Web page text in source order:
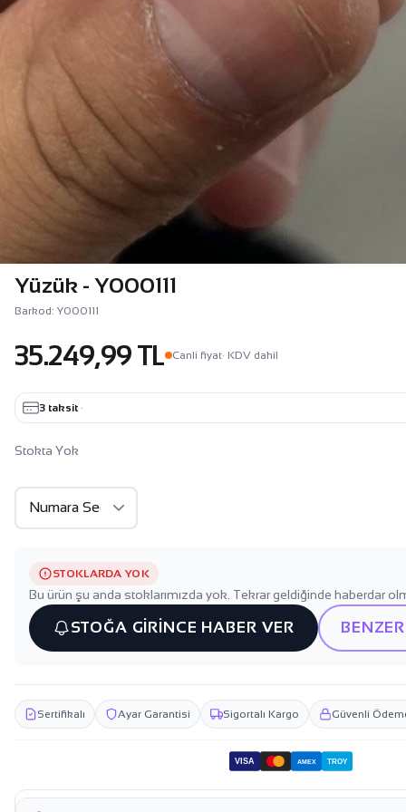
Yüzük - Y000111
Barkod: Y000111
35.249,99 TL Canli fiyat· KDV dahil
3 taksit ·
Stokta Yok
STOKLARDA YOK
Bu ürün şu anda stoklarımızda yok. Tekrar geldiğinde haberdar
STOĞA GİRİNCE HABER VER
Sertifikalı Ayar Garantisi Sigortalı Kargo Güvenli
VISA AMEX TROY